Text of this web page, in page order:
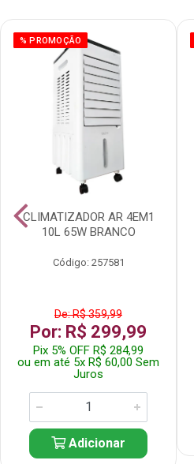
% PROMOÇÃO
CLIMATIZADOR AR 4EM1
10L 65W BRANCO
Código: 257581
De: R$ 359,99
Por: R$ 299,99
Pix 5% OFF R$ 284,99
ou em até 5x R$ 60,00 Sem
Juros
Adicionar